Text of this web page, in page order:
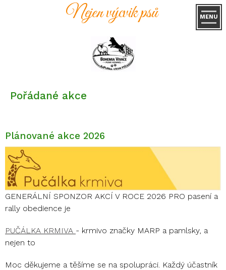
Nejen výcvik psů MENU
Pořádané akce
Plánované akce 2026
GENERÁLNÍ SPONZOR AKCÍ V ROCE 2026 PRO pasení a
rally obedience je
PUČÁLKA KRMIVA - krmivo značky MARP a pamlsky, a
nejen to
Moc děkujeme a těšíme se na spolupráci. Každý účastník